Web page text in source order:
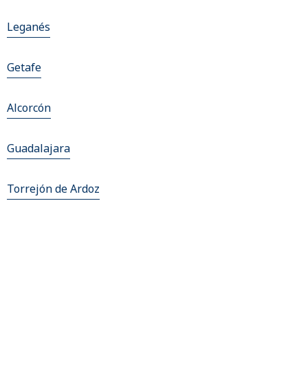
Leganés
Getafe
Alcorcón
Guadalajara
Torrejón de Ardoz